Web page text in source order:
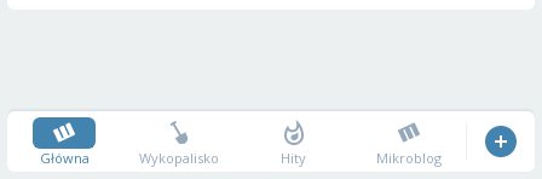
Główna Wykopalisko Hity Mikroblog